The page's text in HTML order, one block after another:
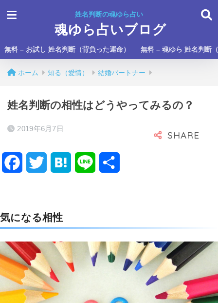
姓名判断の魂ゆら占い
魂ゆら占いブログ
無料 – お試し 姓名判断（背負った運命） 無料 – 魂ゆら 姓名判断
ホーム 知る（愛情） 結婚パートナー
姓名判断の相性はどうやってみるの？
2019年6月7日
e
b
o
o
t
t
e
r
n
a
気になる相性